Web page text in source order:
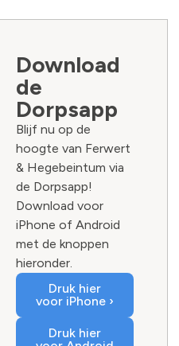
Download
de
Dorpsapp
Blijf nu op de
hoogte van Ferwert
& Hegebeintum via
de Dorpsapp!
Download voor
iPhone of Android
met de knoppen
hieronder.
Druk hier
voor iPhone ›
Druk hier